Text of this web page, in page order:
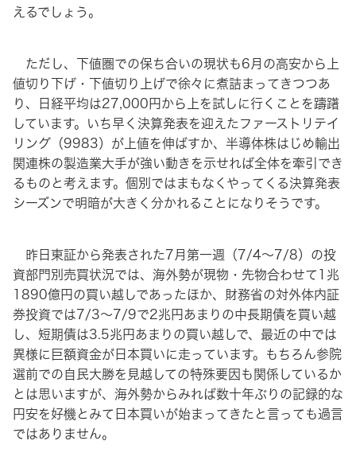
えるでしょう。
ただし、下値圏での保ち合いの現状も6月の高安から上
値切り下げ・下値切り上げで徐々に煮詰まってきつつあ
り、日経平均は27,000円から上を試しに行くことを躊躇
しています。いち早く決算発表を迎えたファーストリテイ
リング（9983）が上値を伸ばすか、半導体株はじめ輸出
関連株の製造業大手が強い動きを示せれば全体を牽引でき
るものと考えます。個別ではまもなくやってくる決算発表
シーズンで明暗が大きく分かれることになりそうです。
昨日東証から発表された7月第一週（7/4〜7/8）の投
資部門別売買状況では、海外勢が現物・先物合わせて1兆
1890億円の買い越しであったほか、財務省の対外体内証
券投資では7/3〜7/9で2兆円あまりの中長期債を買い越
し、短期債は3.5兆円あまりの買い越しで、最近の中では
異様に巨額資金が日本買いに走っています。もちろん参院
選前での自民大勝を見越しての特殊要因も関係しているか
とは思いますが、海外勢からみれば数十年ぶりの記録的な
円安を好機とみて日本買いが始まってきたと言っても過言
ではありません。